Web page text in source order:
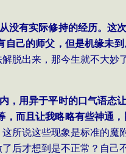
有实际修持的经历。这
己的师父，但是机缘未到
脱出来，那今生就不大
，用异于平时的口气语态
，而且让我略略有些神通
所说这些现象是标准的
后才想到是不正常？自